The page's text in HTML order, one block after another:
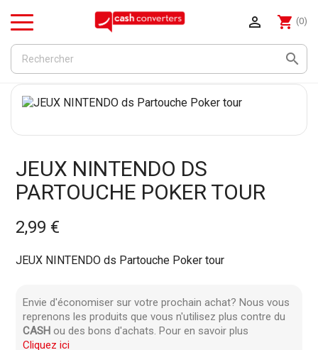

shopping_cart (0)

Menu
JEUX NINTENDO DS
PARTOUCHE POKER TOUR
2,99 €
JEUX NINTENDO ds Partouche Poker tour
Envie d'économiser sur votre prochain achat? Nous vous
reprenons les produits que vous n'utilisez plus contre du
CASH ou des bons d'achats. Pour en savoir plus
Cliquez ici